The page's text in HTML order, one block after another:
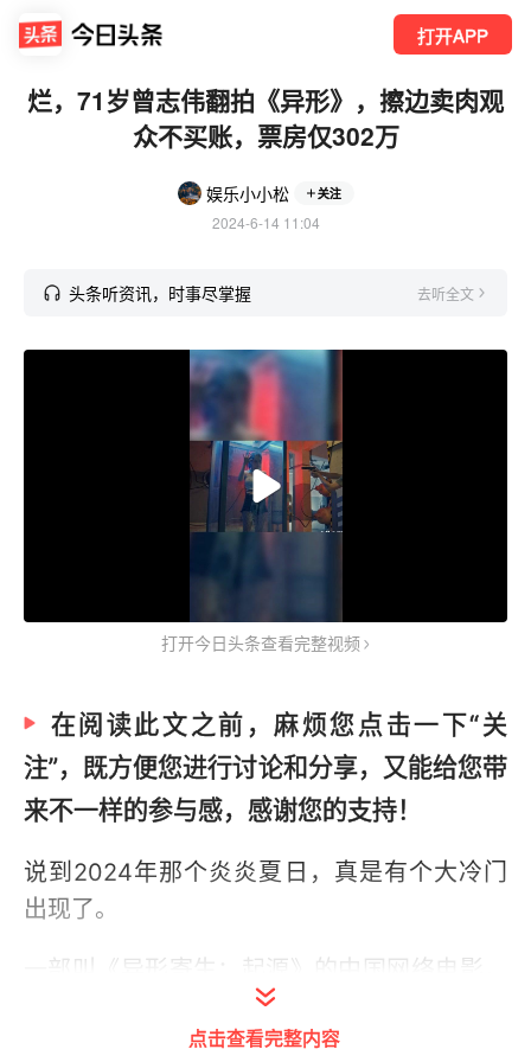
打开APP
烂，71岁曾志伟翻拍《异形》，擦边卖肉观
众不买账，票房仅302万
娱乐小小松 关注
2024-6-14 11:04
头条听资讯，时事尽掌握 去听全文
打开今日头条查看完整视频
在阅读此文之前，麻烦您点击一下“关
注”，既方便您进行讨论和分享，又能给您带
来不一样的参与感，感谢您的支持！
说到2024年那个炎炎夏日，真是有个大冷门
出现了。
一部叫《异形寄生：起源》的中国网络电影，
就这么静悄悄地爬上了各大平台。
点击查看完整内容